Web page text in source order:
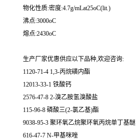
物化性质:密度:4.7g/mLat25oC(lit.)
沸点:3000oC
熔点:2430oC
生产厂家优惠供应以下品种,欢迎咨询:
1120-71-4 1,3-丙烷磺内酯
12013-33-1 铁酸钙
2576-47-8 2-溴乙胺氢溴酸盐
115-96-8 磷酸三(2-氯乙基)酯
9038-95-3 聚环氧乙烷聚环氧丙烷单丁基醚
616-47-7 N-甲基咪唑